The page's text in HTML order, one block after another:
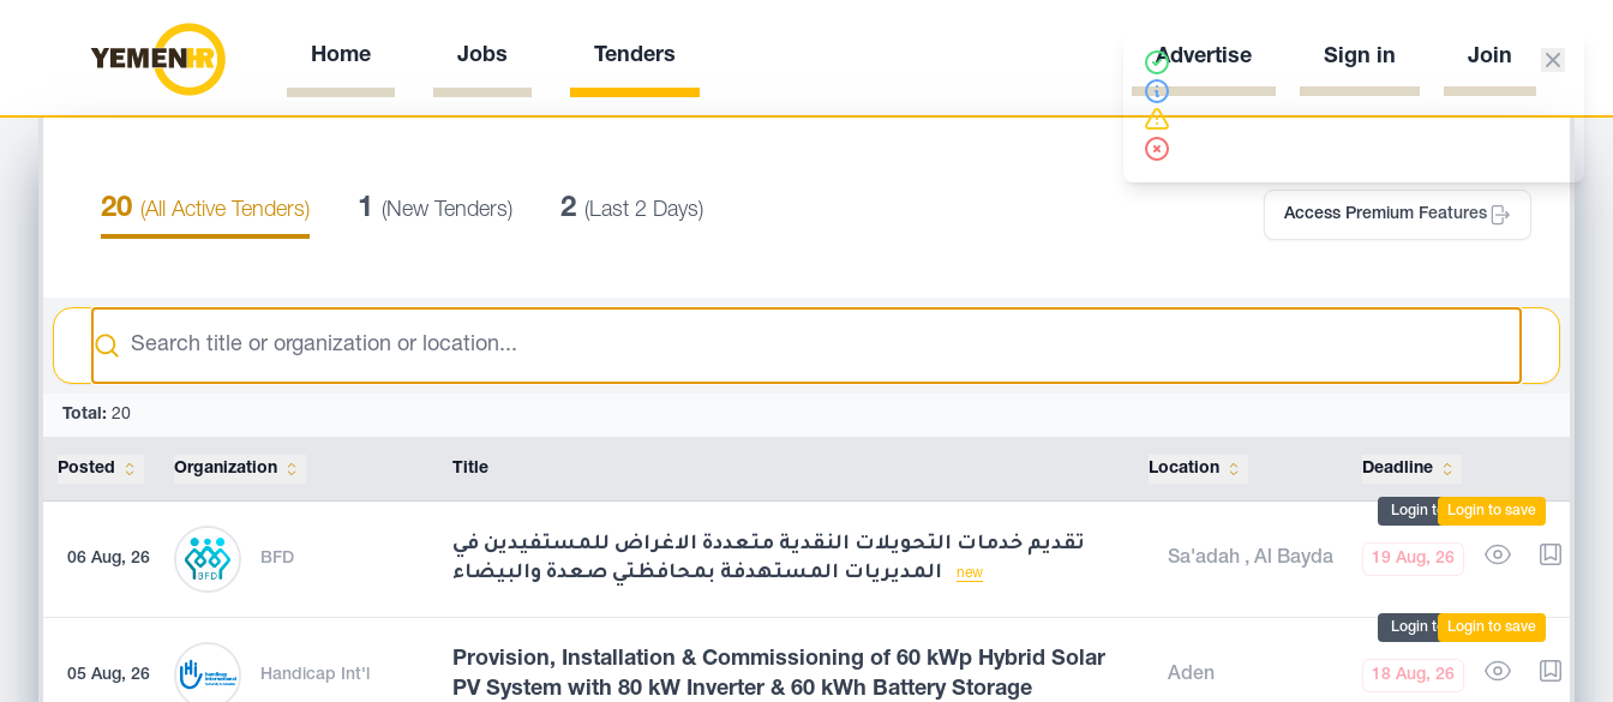
Home Jobs Tenders Advertise Sign in Join
20 (All Active Tenders) 1 (New Tenders) 2 (Last 2 Days) Access Premium Features
Total: 20
Posted Organization Title Location Deadline
06 Aug, 26 BFD
تقديم خدمات التحويلات النقدية متعددة الاغراض للمستفيدين في
new
Sa'adah , Al Bayda 19 Aug, 26
Login to markLogin to save
05 Aug, 26 Handicap Int'l
Provision, Installation & Commissioning of 60 kWp Hybrid Solar
PV System with 80 kW Inverter & 60 kWh Battery Storage
Aden 18 Aug, 26
Login to markLogin to save